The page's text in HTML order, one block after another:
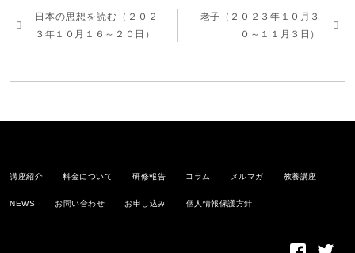
日本の思想を読む（２０２
３年１０月１６～２０日）
老子（２０２３年１０月３
０～１１月３日）
講座紹介 料金について 研修報告 コラム メルマガ 教養講座
NEWS お問い合わせ お申し込み 個人情報保護方針